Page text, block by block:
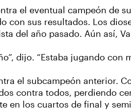
el eventual campeón de
con sus resultados. Los
del año pasado. Aún así,
dijo. “Estaba jugando con
el subcampeón anterior.
contra todos, perdiendo
en los cuartos de final y